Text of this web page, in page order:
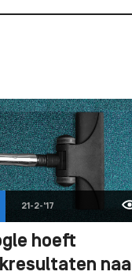
21-2-'17
hoeft